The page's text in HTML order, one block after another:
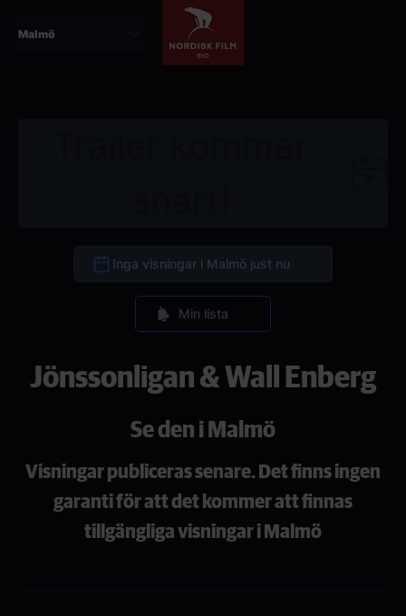
Inga visningar i Malmö just nu
Min lista
Jönssonligan & Wall Enberg
Se den i Malmö
Visningar publiceras senare. Det finns ingen
garanti för att det kommer att finnas
tillgängliga visningar i Malmö